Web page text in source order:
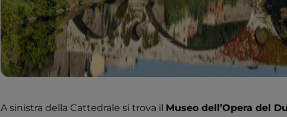
A sinistra della Cattedrale si trova il Museo dell’Opera del